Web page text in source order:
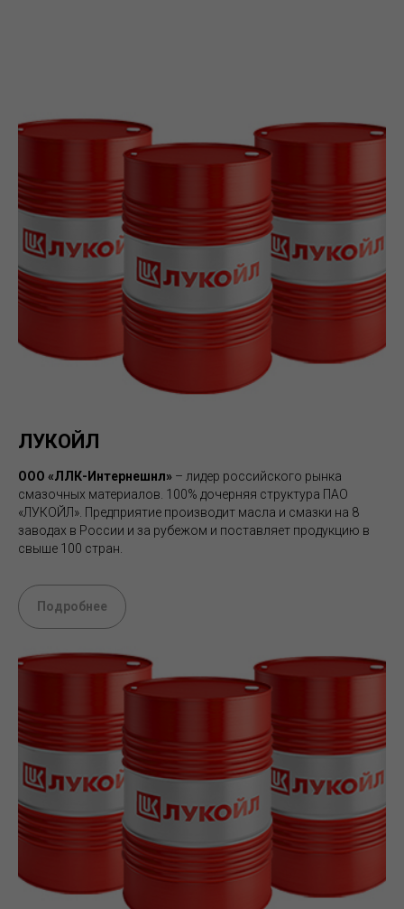
ЛУКОЙЛ
ООО «ЛЛК-Интернешнл» – лидер российского рынка
смазочных материалов. 100% дочерняя структура ПАО
«ЛУКОЙЛ». Предприятие производит масла и смазки на 8
заводах в России и за рубежом и поставляет продукцию в
свыше 100 стран.
Подробнее